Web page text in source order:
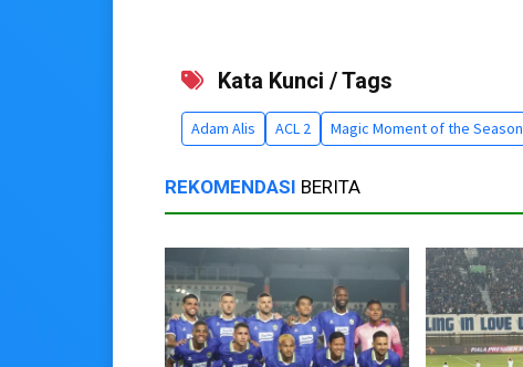
Kata Kunci / Tags
Adam Alis ACL 2 Magic Moment of the Season
REKOMENDASI BERITA